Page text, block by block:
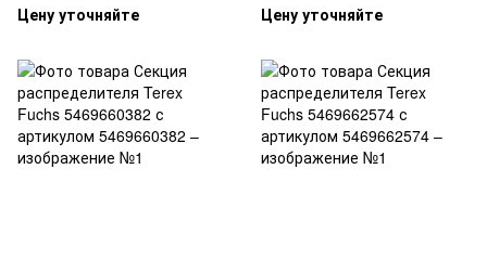
Цену уточняйте Цену уточняйте